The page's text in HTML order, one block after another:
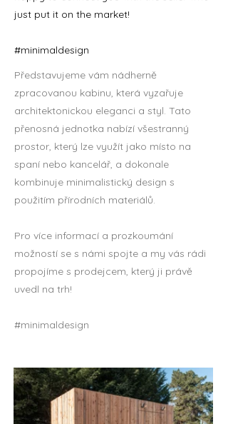
just put it on the market!
#minimaldesign
Představujeme vám nádherně
zpracovanou kabinu, která vyzařuje
architektonickou eleganci a styl. Tato
přenosná jednotka nabízí všestranný
prostor, který lze využít jako místo na
spaní nebo kancelář, a dokonale
kombinuje minimalistický design s
použitím přírodních materiálů.
Pro více informací a prozkoumání
možností se s námi spojte a my vás rádi
propojíme s prodejcem, který ji právě
uvedl na trh!
#minimaldesign